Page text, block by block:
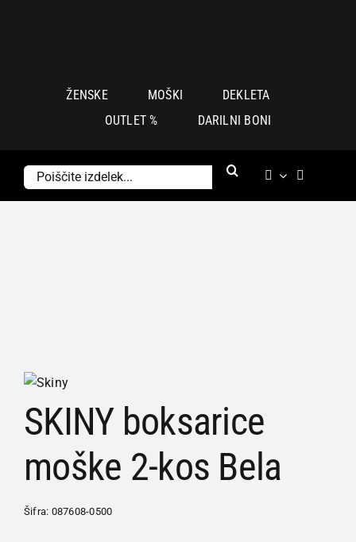
ŽENSKE MOŠKI
DEKLETA
OUTLET %
DARILNI BONI
SKINY boksarice
moške 2-kos Bela
Šifra: 087608-0500